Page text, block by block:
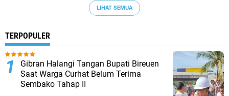
LIHAT SEMUA
TERPOPULER
Gibran Halangi Tangan Bupati Bireuen
Saat Warga Curhat Belum Terima
Sembako Tahap II